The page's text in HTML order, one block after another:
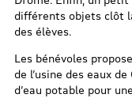
différents objets clôt
des élèves.
Les bénévoles
de l’usine des eaux
d’eau potable pour